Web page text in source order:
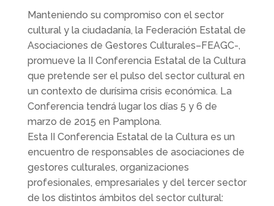
Manteniendo su compromiso con el sector
cultural y la ciudadanía, la Federación Estatal de
Asociaciones de Gestores Culturales–FEAGC-,
promueve la II Conferencia Estatal de la Cultura
que pretende ser el pulso del sector cultural en
un contexto de durísima crisis económica. La
Conferencia tendrá lugar los días 5 y 6 de
marzo de 2015 en Pamplona.
Esta II Conferencia Estatal de la Cultura es un
encuentro de responsables de asociaciones de
gestores culturales, organizaciones
profesionales, empresariales y del tercer sector
de los distintos ámbitos del sector cultural: